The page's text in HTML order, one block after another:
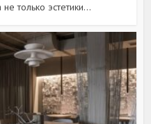
только эстетики...